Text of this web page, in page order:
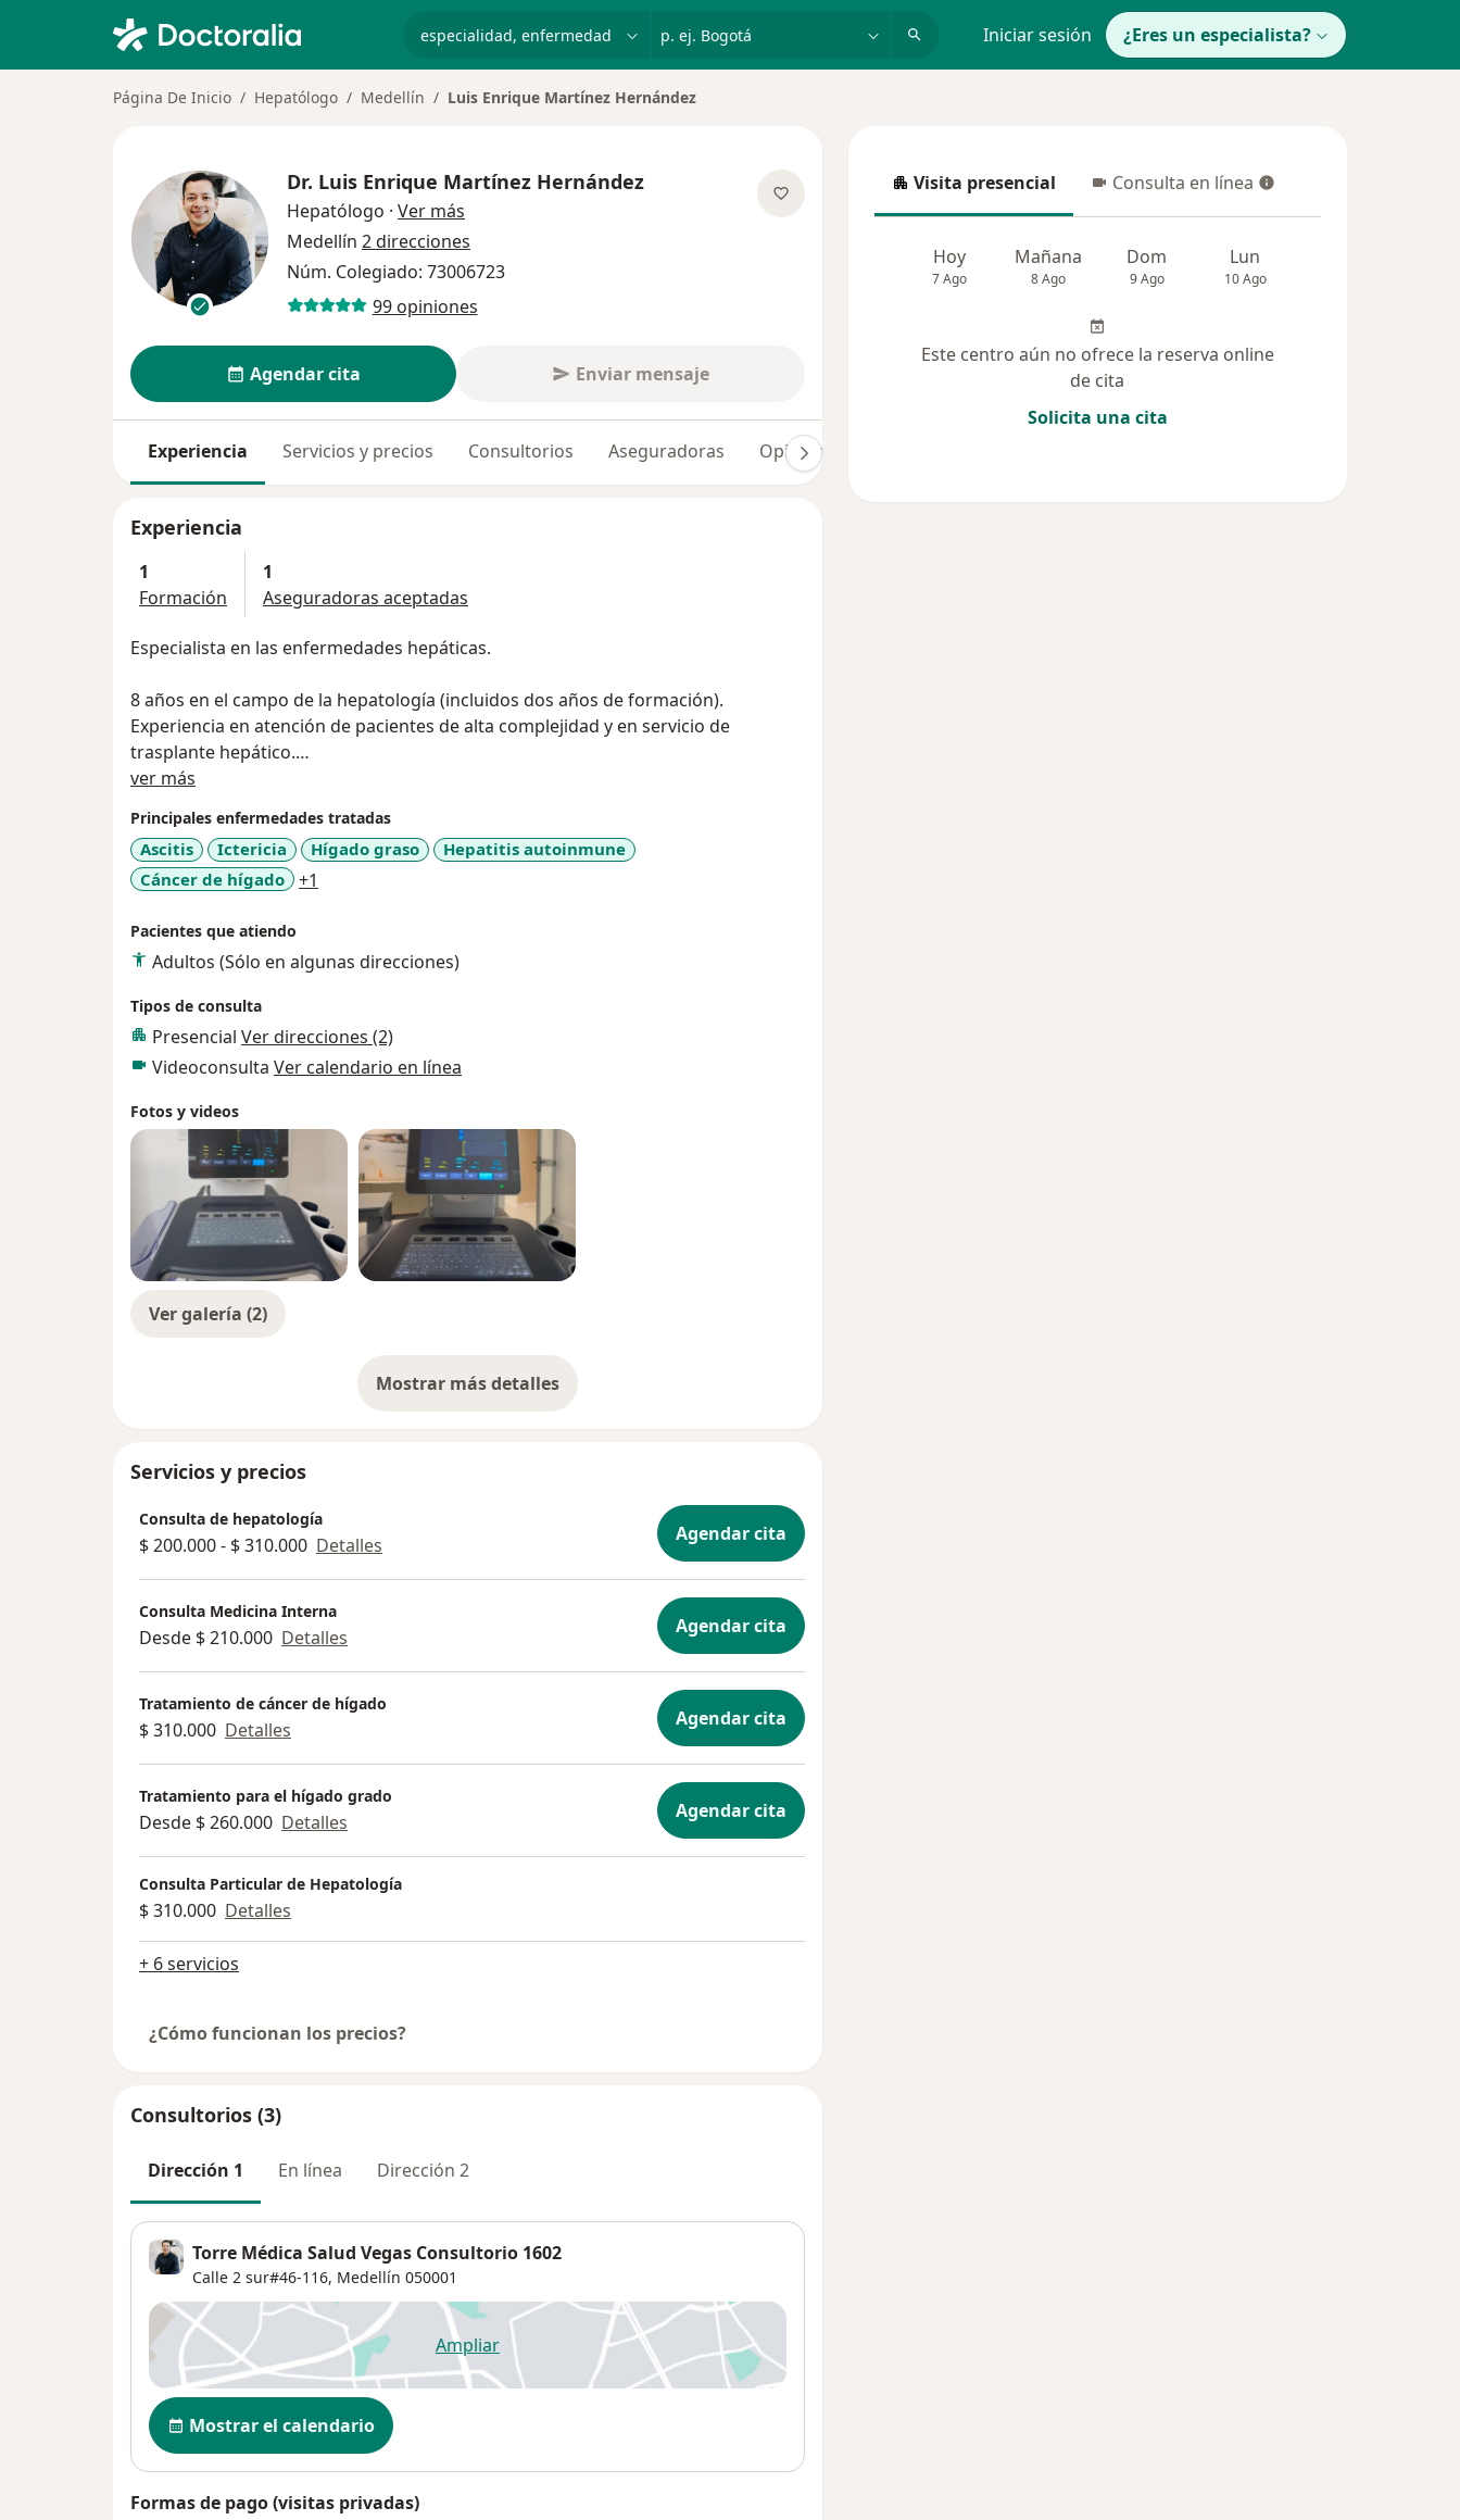
p. ej. Bogotá Iniciar sesión ¿Eres un especialista?
Página De Inicio Hepatólogo Medellín Luis Enrique Martínez Hernández
Dr. Luis Enrique Martínez Hernández
Hepatólogo · Ver más
Medellín 2 direcciones
Núm. Colegiado: 73006723
99 opiniones
Agendar cita Enviar mensaje
Experiencia Servicios y precios Consultorios Aseguradoras Opiniones (99)
Experiencia
1
Formación
1
Aseguradoras aceptadas
Especialista en las enfermedades hepáticas.
8 años en el campo de la hepatología (incluidos dos años de formación).
Experiencia en atención de pacientes de alta complejidad y en servicio de
trasplante hepático.
ver más
Principales enfermedades tratadas
Ascitis Ictericia Hígado graso
Hepatitis autoinmune
Cáncer de hígado
+1
Pacientes que atiendo
Adultos (Sólo en algunas direcciones)
Tipos de consulta
Presencial Ver direcciones (2)
Videoconsulta Ver calendario en línea
Fotos y videos
Ver galería (2)
Mostrar más detalles
sobre la experiencia
Servicios y precios
Consulta de hepatología
$ 200.000 - $ 310.000 Detalles Agendar cita
Consulta Medicina Interna
Desde $ 210.000 Detalles Agendar cita
Tratamiento de cáncer de hígado
$ 310.000 Detalles Agendar cita
Tratamiento para el hígado grado
Desde $ 260.000 Detalles Agendar cita
Consulta Particular de Hepatología
$ 310.000 Detalles
+ 6 servicios
¿Cómo funcionan los precios?
Consultorios (3)
Dirección 1 En línea Dirección 2
Torre Médica Salud Vegas Consultorio 1602
Calle 2 sur#46-116, Medellín 050001
Ampliarse abre en una nueva pestaña
Disponibilidad
Mostrar el calendario
Formas de pago (visitas privadas)
Visita presencial
Visita presencial Consulta en línea
Consulta en línea
Hoy
7 Ago
Mañana
8 Ago
Dom
9 Ago
Lun
10 Ago
Este centro aún no ofrece la reserva online
de cita
Solicita una cita